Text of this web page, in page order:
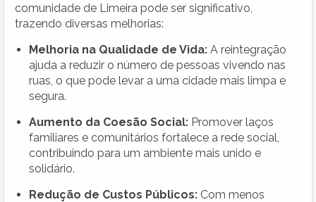
comunidade de Limeira pode ser significativo,
trazendo diversas melhorias:
Melhoria na Qualidade de Vida: A reintegração
ajuda a reduzir o número de pessoas vivendo nas
ruas, o que pode levar a uma cidade mais limpa e
segura.
Aumento da Coesão Social: Promover laços
familiares e comunitários fortalece a rede social,
contribuindo para um ambiente mais unido e
solidário.
Redução de Custos Públicos: Com menos